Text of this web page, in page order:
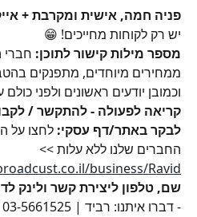
פניה חמה, אישית ומקרבת +
יש רק לקוחות מחייכים! 😁
מספר מילות קישור לתוכן: חברי
ממחירים מיוחדים, מתפנקים
וכמובן יודעים ראשונים ולפני
קריאה לפעולה - להתקשר /
לבקר באתר/דף עסקי: לחצו על
החברים שלנו ללא עלות >>
business/Ravid
שם, טלפון ליצירת קשר ולינק
- דברו איתנו: רביד | 03-5661525